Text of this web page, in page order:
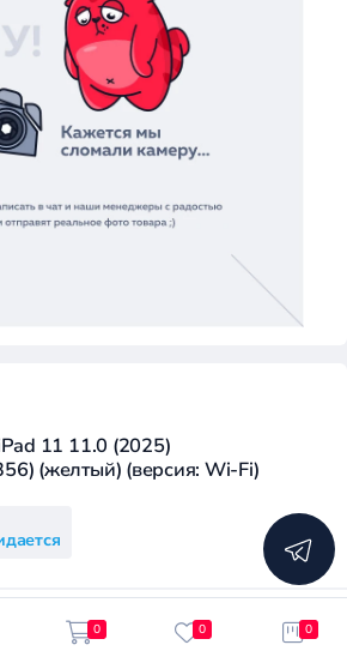
11 11.0 (2025)
(желтый) (версия: Wi-Fi)
0 0 0